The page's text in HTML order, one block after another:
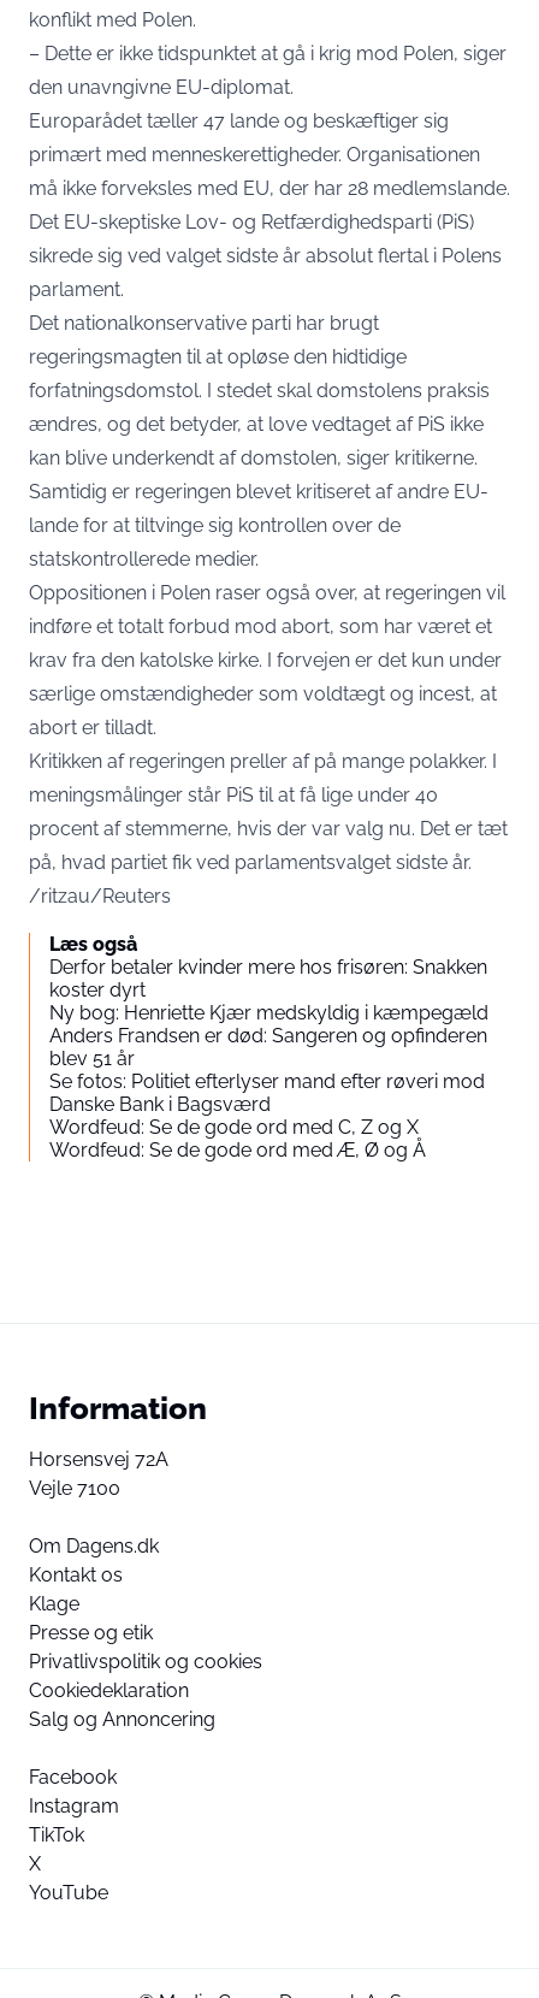
konflikt med Polen.
– Dette er ikke tidspunktet at gå i krig mod Polen, siger
den unavngivne EU-diplomat.
Europarådet tæller 47 lande og beskæftiger sig
primært med menneskerettigheder. Organisationen
må ikke forveksles med EU, der har 28 medlemslande.
Det EU-skeptiske Lov- og Retfærdighedsparti (PiS)
sikrede sig ved valget sidste år absolut flertal i Polens
parlament.
Det nationalkonservative parti har brugt
regeringsmagten til at opløse den hidtidige
forfatningsdomstol. I stedet skal domstolens praksis
ændres, og det betyder, at love vedtaget af PiS ikke
kan blive underkendt af domstolen, siger kritikerne.
Samtidig er regeringen blevet kritiseret af andre EU-
lande for at tiltvinge sig kontrollen over de
statskontrollerede medier.
Oppositionen i Polen raser også over, at regeringen vil
indføre et totalt forbud mod abort, som har været et
krav fra den katolske kirke. I forvejen er det kun under
særlige omstændigheder som voldtægt og incest, at
abort er tilladt.
Kritikken af regeringen preller af på mange polakker. I
meningsmålinger står PiS til at få lige under 40
procent af stemmerne, hvis der var valg nu. Det er tæt
på, hvad partiet fik ved parlamentsvalget sidste år.
/ritzau/Reuters
Læs også
Derfor betaler kvinder mere hos frisøren: Snakken
koster dyrt
Ny bog: Henriette Kjær medskyldig i kæmpegæld
Anders Frandsen er død: Sangeren og opfinderen
blev 51 år
Se fotos: Politiet efterlyser mand efter røveri mod
Danske Bank i Bagsværd
Wordfeud: Se de gode ord med C, Z og X
Wordfeud: Se de gode ord med Æ, Ø og Å
Information
Horsensvej 72A
Vejle 7100
Om Dagens.dk
Kontakt os
Klage
Presse og etik
Privatlivspolitik og cookies
Cookiedeklaration
Salg og Annoncering
Facebook
Instagram
TikTok
X
YouTube